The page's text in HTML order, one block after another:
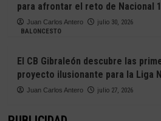
para afrontar el reto de Nacional 1
Juan Carlos Antero
julio 30, 2026
BALONCESTO
El CB Gibraleón descubre las
proyecto ilusionante para la Liga
Juan Carlos Antero julio 27, 2026